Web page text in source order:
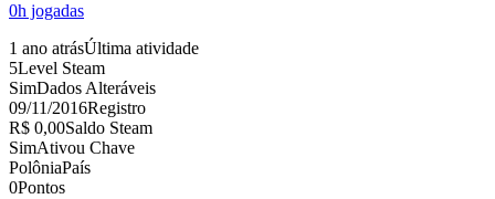
0h jogadas
1 ano atrásÚltima atividade
5Level Steam
SimDados Alteráveis
09/11/2016Registro
R$ 0,00Saldo Steam
SimAtivou Chave
PolôniaPaís
0Pontos